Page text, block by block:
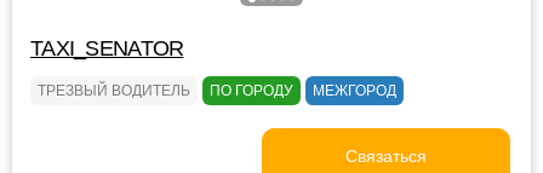
TAXI_SENATOR
ТРЕЗВЫЙ ВОДИТЕЛЬ ПО ГОРОДУ МЕЖГОРОД
Связаться